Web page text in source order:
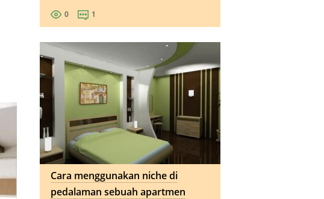
0 1
Cara menggunakan niche di
pedalaman sebuah apartmen